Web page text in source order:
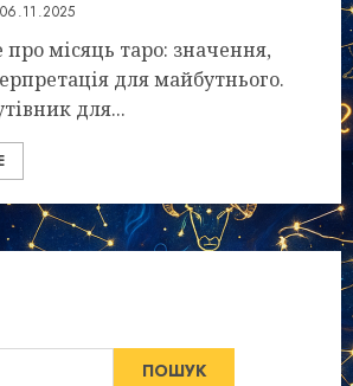
06.11.2025
про місяць таро: значення,
для майбутнього.
для...
ПОШУК